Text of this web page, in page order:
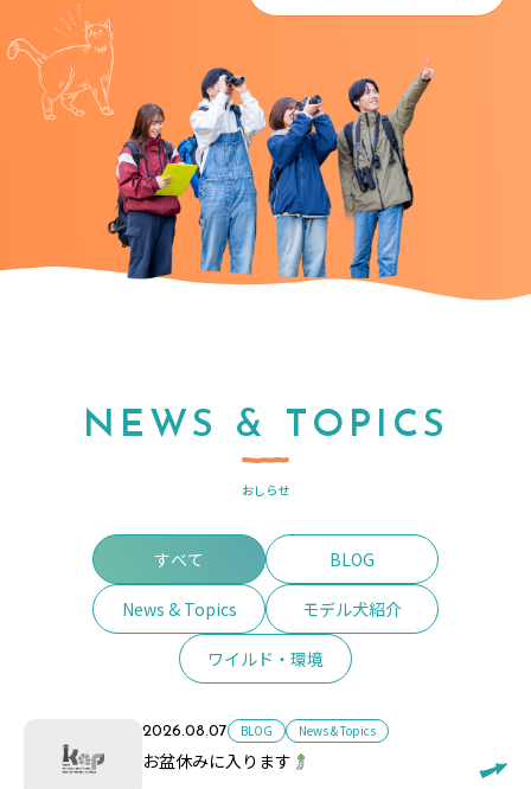
NEWS & TOPICS
おしらせ
すべて BLOG
News & Topics モデル犬紹介
ワイルド・環境
2026.08.07 BLOG News & Topics
お盆休みに入ります